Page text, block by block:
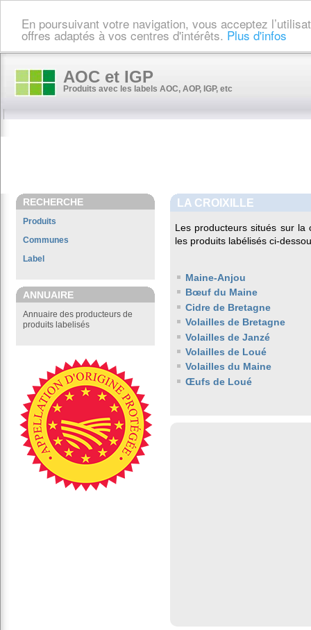
En poursuivant votre navigation, vous acceptez
offres adaptés à vos centres d'intérêts. Plus d'infos
AOC et IGP
Produits avec les labels AOC, AOP, IGP, etc
RECHERCHE
Produits
Communes
Label
ANNUAIRE
Annuaire des producteurs de
produits labelisés
LA CROIXILLE
Les producteurs situés sur la
les produits labélisés ci-
Maine-Anjou
Bœuf du Maine
Cidre de Bretagne
Volailles de Bretagne
Volailles de Janzé
Volailles de Loué
Volailles du Maine
Œufs de Loué